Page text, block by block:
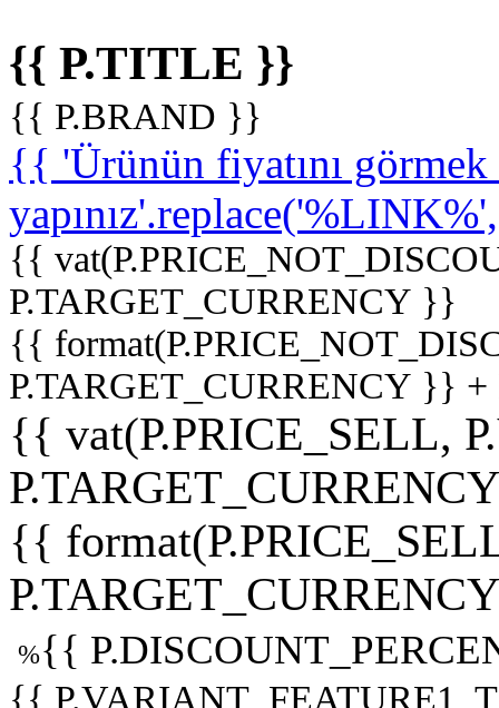
{{ P.TITLE }}
{{ P.BRAND }}
{{ 'Ürünün fiyatını
{{
P.TARGET_CURRENCY }}
{{
P.TARGET_CURRENCY }}
{{ vat(P.PRICE_SELL,
{{
%{{
{{